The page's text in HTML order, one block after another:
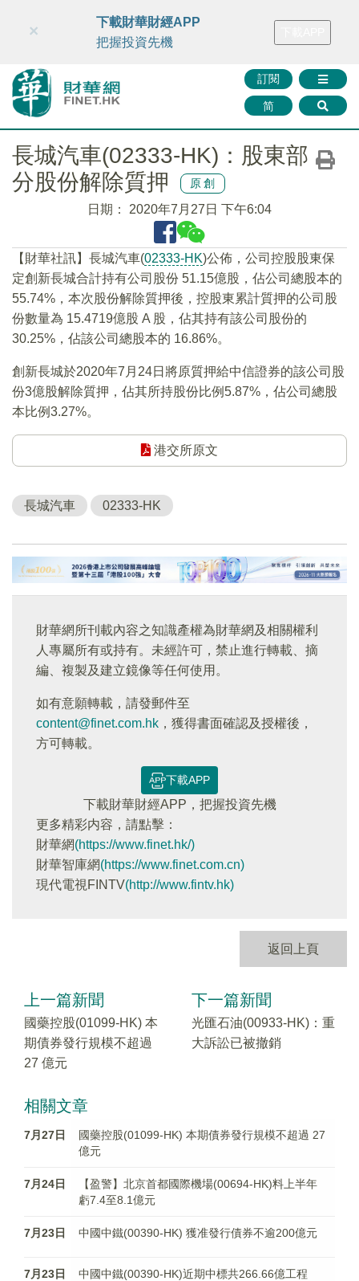
財華智庫網 FINTV FINMETA 財華證券 媒體矩陣
訂閱
简
×
下載財華財經APP
把握投資先機
長城汽車(02333-HK)：股東部
分股份解除質押
原創
日期： 2020年7月27日 下午6:04
【財華社訊】長城汽車(02333-HK)公佈，公司控股股東保
定創新長城合計持有公司股份 51.15億股，佔公司總股本的
55.74%，本次股份解除質押後，控股東累計質押的公司股
份數量為 15.4719億股 A 股，佔其持有該公司股份的
30.25%，佔該公司總股本的 16.86%。
創新長城於2020年7月24日將原質押給中信證券的該公司股
份3億股解除質押，佔其所持股份比例5.87%，佔公司總股
本比例3.27%。
港交所原文
長城汽車 02333-HK
財華網所刊載內容之知識產權為財華網及相關權利
人專屬所有或持有。未經許可，禁止進行轉載、摘
編、複製及建立鏡像等任何使用。
如有意願轉載，請發郵件至
content@finet.com.hk ，獲得書面確認及授權後，
方可轉載。
下載APP
下載財華財經APP，把握投資先機
更多精彩内容，請點擊：
財華網(https://www.finet.hk/)
財華智庫網(https://www.finet.com.cn)
現代電視FINTV(http://www.fintv.hk)
返回上頁
上一篇新聞
國藥控股(01099-HK) 本
期債券發行規模不超過
27 億元
下一篇新聞
光匯石油(00933-HK)：重
大訴訟已被撤銷
相關文章
7月27日
國藥控股(01099-HK) 本期債券發行規模不超過 27
億元
7月24日
【盈警】北京首都國際機場(00694-HK)料上半年
虧7.4至8.1億元
7月23日 中國中鐵(00390-HK) 獲准發行債券不逾200億元
7月23日 中國中鐵(00390-HK)近期中標共266.66億工程